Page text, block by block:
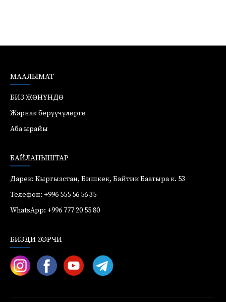
МААЛЫМАТ
БИЗ ЖӨНҮНДӨ
Жарнак берүүчүлөргө
Аба ырайы
БАЙЛАНЫШТАР
Дарек: Кыргызстан, Бишкек, Байтик Баатыра к. 53
Телефон: +996 555 56 56 35
WhatsApp: +996 777 20 55 80
БИЗДИ ЭЭРЧИ